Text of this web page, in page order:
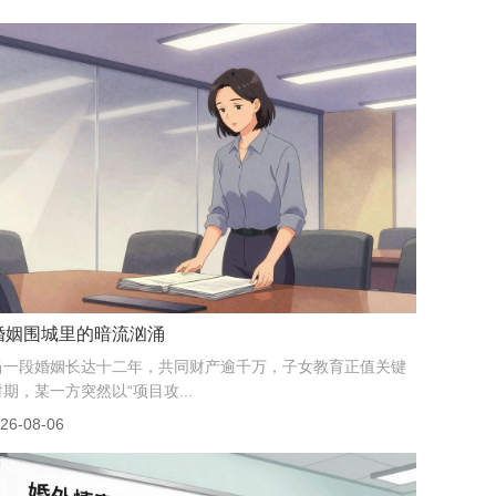
姻围城里的暗流汹涌
一段婚姻长达十二年，共同财产逾千万，子女教育正值关键
期，某一方突然以“项目攻...
08-06